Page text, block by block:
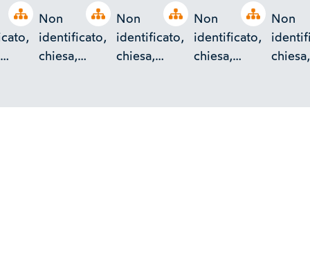
Open tree Open tree
Non
identificato,
chiesa,
Open tree
Non
identificato,
chiesa,
Open tree
Non
identificato,
chiesa,
Non
chiesa,